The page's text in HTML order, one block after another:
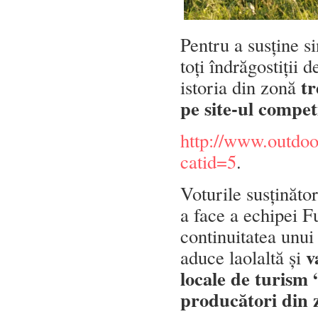
Pentru a susține
toți îndrăgostiții
istoria din zonă
pe site-ul
http://
catid=5.
Voturile
a face a echipei
continuitatea
aduce laolaltă și
locale de turism
producători din